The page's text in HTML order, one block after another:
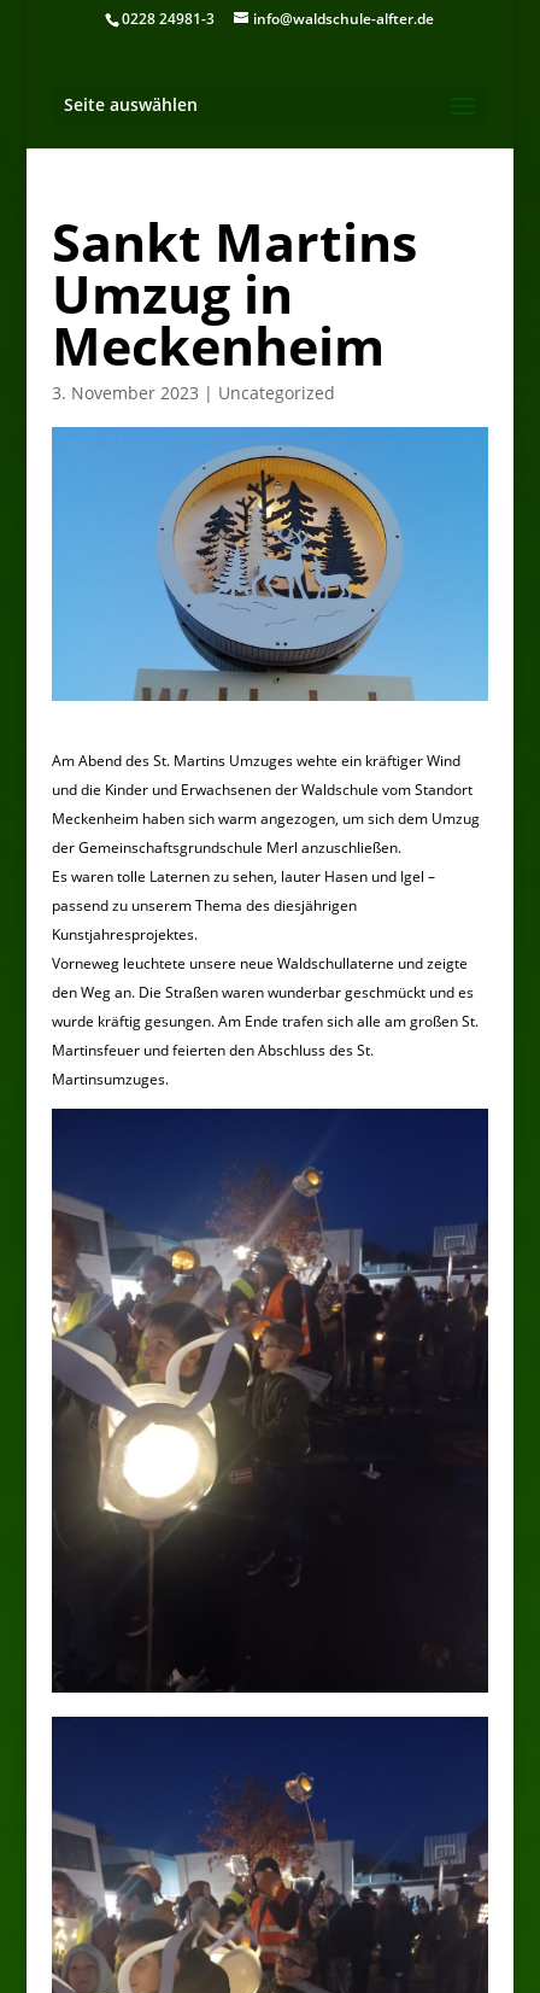
0228 24981-3 info@waldschule-alfter.de
Seite auswählen
Sankt Martins
Umzug in
Meckenheim
3. November 2023 | Uncategorized
Am Abend des St. Martins Umzuges wehte ein kräftiger Wind
und die Kinder und Erwachsenen der Waldschule vom Standort
Meckenheim haben sich warm angezogen, um sich dem Umzug
der Gemeinschaftsgrundschule Merl anzuschließen.
Es waren tolle Laternen zu sehen, lauter Hasen und Igel –
passend zu unserem Thema des diesjährigen
Kunstjahresprojektes.
Vorneweg leuchtete unsere neue Waldschullaterne und zeigte
den Weg an. Die Straßen waren wunderbar geschmückt und es
wurde kräftig gesungen. Am Ende trafen sich alle am großen St.
Martinsfeuer und feierten den Abschluss des St.
Martinsumzuges.